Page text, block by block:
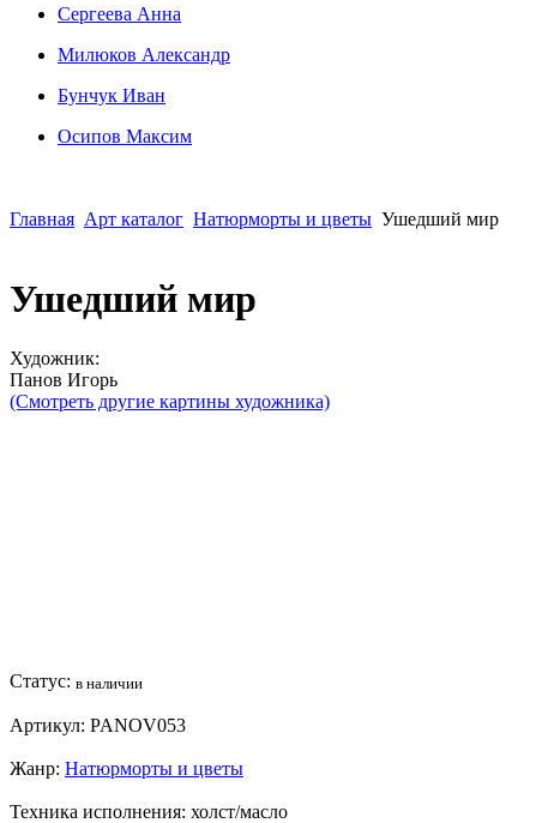
Сергеева Анна
Милюков Александр
Бунчук Иван
Осипoв Максим
Главная Арт каталог Натюрморты и цветы Ушедший мир
Ушедший мир
Художник:
Панов Игорь
(Смотреть другие картины художника)
Статус: в наличии
Артикул: PANOV053
Жанр: Натюрморты и цветы
Техника исполнения: холст/масло